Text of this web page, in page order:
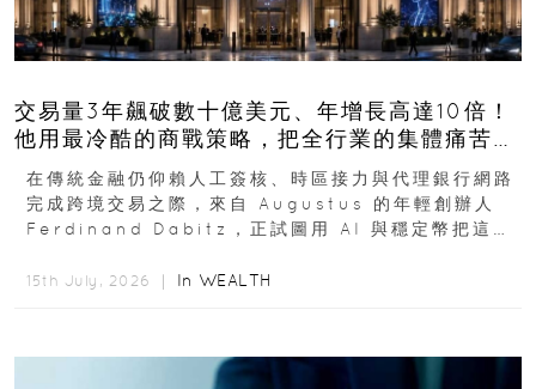
交易量3年飆破數十億美元、年增長高達10倍！
他用最冷酷的商戰策略，把全行業的集體痛苦榨
成百億金庫
在傳統金融仍仰賴人工簽核、時區接力與代理銀行網路
完成跨境交易之際，來自 Augustus 的年輕創辦人
Ferdinand Dabitz，正試圖用 AI 與穩定幣把這套
15th July, 2026 ｜ In WEALTH